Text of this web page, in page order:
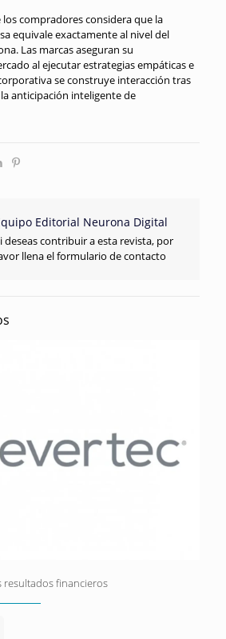
los compradores considera que la
equivale exactamente al nivel del
Las marcas aseguran su
al ejecutar estrategias empáticas e
se construye interacción tras
anticipación inteligente de
Editorial Neurona Digital
deseas contribuir a esta revista, por
llena el formulario de contacto
resultados financieros